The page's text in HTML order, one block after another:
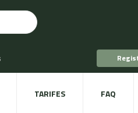
i Te TARIFES FAQ